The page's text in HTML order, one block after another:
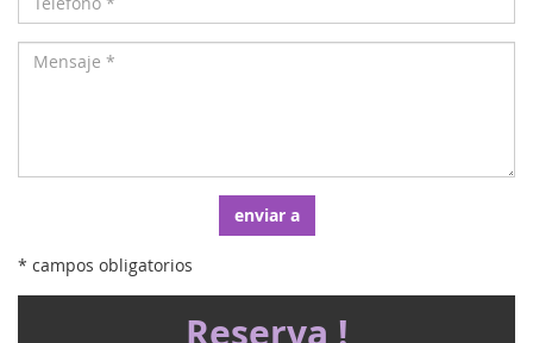
enviar a
* campos obligatorios
Reserva !